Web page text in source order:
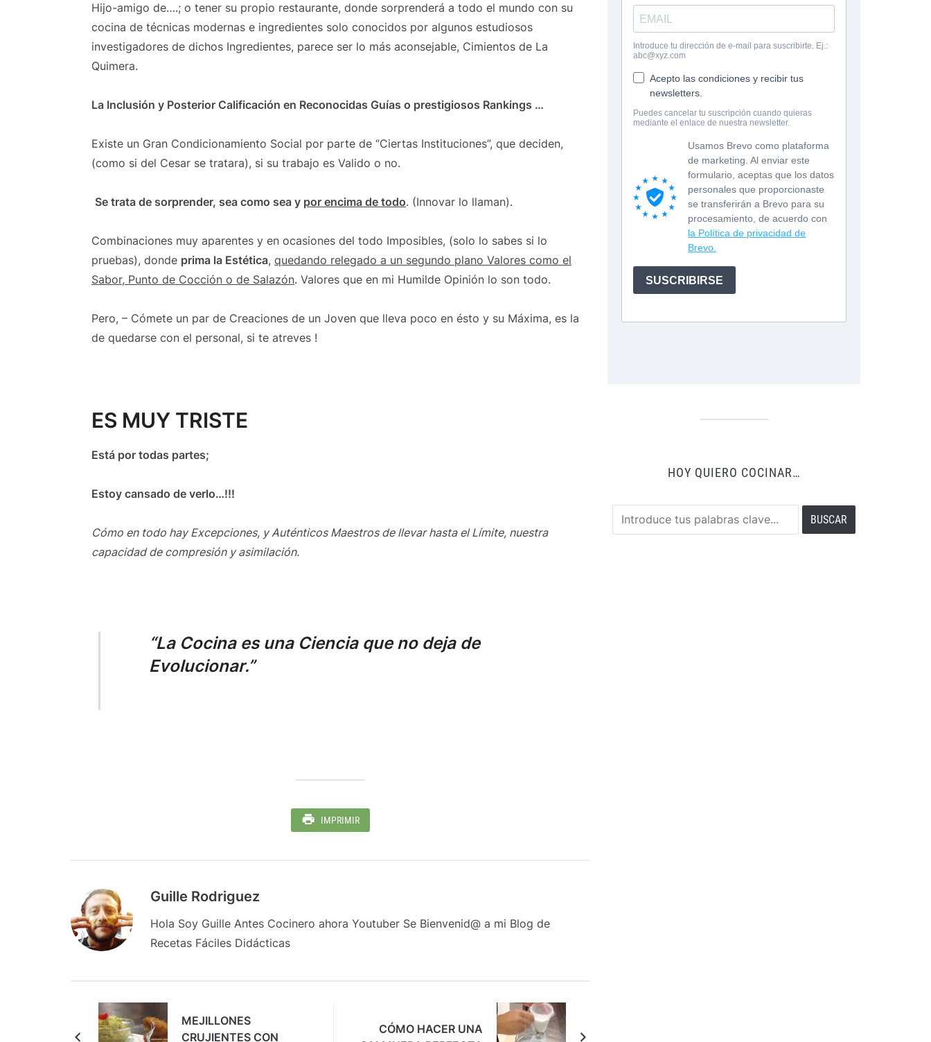
Hijo-amigo de….; o tener su propio restaurante, donde sorprenderá a todo el mundo con su
cocina de técnicas modernas e ingredientes solo conocidos por algunos estudiosos
investigadores de dichos Ingredientes, parece ser lo más aconsejable, Cimientos de La
Quimera.
La Inclusión y Posterior Calificación en Reconocidas Guías o prestigiosos Rankings …
Existe un Gran Condicionamiento Social por parte de “Ciertas Instituciones”, que deciden,
(como si del Cesar se tratara), si su trabajo es Valido o no.
Se trata de sorprender, sea como sea y por encima de todo. (Innovar lo llaman).
Combinaciones muy aparentes y en ocasiones del todo Imposibles, (solo lo sabes si lo
pruebas), donde prima la Estética, quedando relegado a un segundo plano Valores como el
Sabor, Punto de Cocción o de Salazón. Valores que en mi Humilde Opinión lo son todo.
Pero, – Cómete un par de Creaciones de un Joven que lleva poco en ésto y su Máxima, es la
de quedarse con el personal, si te atreves !
ES MUY TRISTE
Está por todas partes;
Estoy cansado de verlo…!!!
Cómo en todo hay Excepciones, y Auténticos Maestros de llevar hasta el Límite, nuestra
capacidad de compresión y asimilación.
“La Cocina es una Ciencia que no deja de
Evolucionar.”
IMPRIMIR
Guille Rodriguez
Hola Soy Guille Antes Cocinero ahora Youtuber Se Bienvenid@ a mi Blog de
Recetas Fáciles Didácticas
MEJILLONES
CRUJIENTES CON
CÓMO HACER UNA
HOY QUIERO COCINAR…